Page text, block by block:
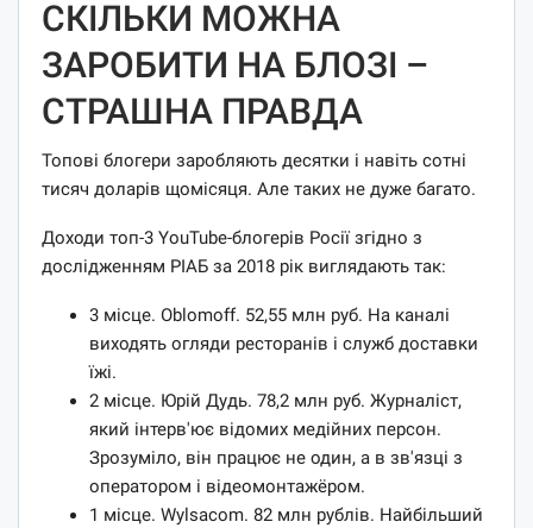
СКІЛЬКИ МОЖНА
ЗАРОБИТИ НА БЛОЗІ –
СТРАШНА ПРАВДА
Топові блогери заробляють десятки і навіть сотні
тисяч доларів щомісяця. Але таких не дуже багато.
Доходи топ-3 YouTube-блогерів Росії згідно з
дослідженням РІАБ за 2018 рік виглядають так:
3 місце. Oblomoff. 52,55 млн руб. На каналі
виходять огляди ресторанів і служб доставки
їжі.
2 місце. Юрій Дудь. 78,2 млн руб. Журналіст,
який інтерв'ює відомих медійних персон.
Зрозуміло, він працює не один, а в зв'язці з
оператором і відеомонтажёром.
1 місце. Wylsacom. 82 млн рублів. Найбільший